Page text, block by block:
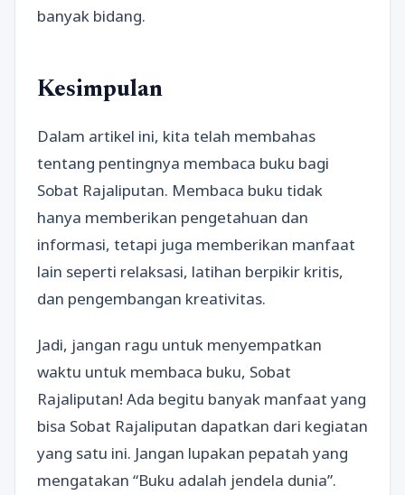
banyak bidang.
Kesimpulan
Dalam artikel ini, kita telah membahas
tentang pentingnya membaca buku bagi
Sobat Rajaliputan. Membaca buku tidak
hanya memberikan pengetahuan dan
informasi, tetapi juga memberikan manfaat
lain seperti relaksasi, latihan berpikir kritis,
dan pengembangan kreativitas.
Jadi, jangan ragu untuk menyempatkan
waktu untuk membaca buku, Sobat
Rajaliputan! Ada begitu banyak manfaat yang
bisa Sobat Rajaliputan dapatkan dari kegiatan
yang satu ini. Jangan lupakan pepatah yang
mengatakan “Buku adalah jendela dunia”.